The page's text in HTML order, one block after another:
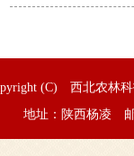
(C) 西北农林
地址：陕西杨凌